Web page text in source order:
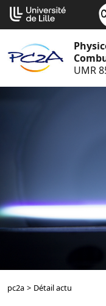
Aller
au
contenu
UMR
pc2a > Détail actu
Cookies management